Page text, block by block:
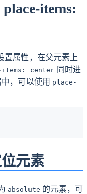
items:
置属性，在父元素上
items: center 同时进
，可以使用 place-
元素
absolute 的元素，可